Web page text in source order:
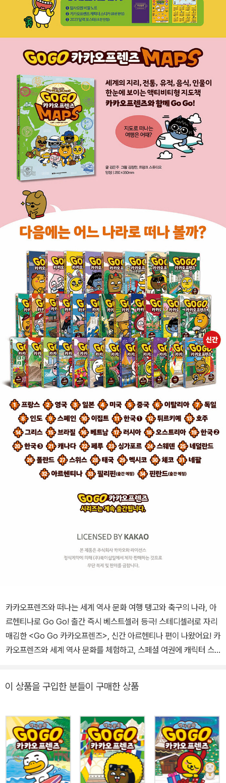
카카오프렌즈와 떠나는 세계 역사 문화 여행 탱고와 축구의 나라, 아
르헨티나로 Go Go! 출간 즉시 베스트셀러 등극! 스테디셀러로 자리
매김한 <Go Go 카카오프렌즈>, 신간 아르헨티나 편이 나왔어요! 카
카오프렌즈와 세계 역사 문화를 체험하고, 스페셜 여권에 캐릭터 스
책이에요. 전 세계 모든 나라가 출간되면 좋겠어요! ★ <Go Go 카카
믿고 보는 최고의 세계 역사 문화 학습만화 시리즈예요! ★ 여권 부록
에 캐릭터 스티커를 붙이며 세계 여행하는 재미가 쏠쏠해요! -<Go
Go 카카오프렌즈> 독자들의 서평 중에서- 누적 판매 200만 부를 돌
파한 초베스트셀러 <Go Go 카카오프렌즈> 시리즈! 한국인이 가장
사랑하는 캐릭터 ‘카카오프렌즈’와 함께 떠나는 세계 역사 문화 여행!
이 상품을 구입한 분들이 구매한 상품